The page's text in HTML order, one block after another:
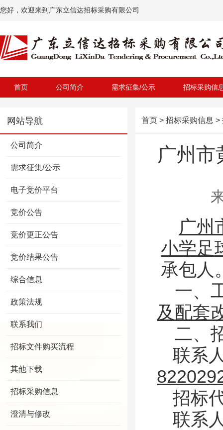
您好，欢迎来到广东立信达招标采购有限公司
首页 公司简介 需求征集/公示 招标采购信
网站导航
公司简介
需求征集/公示
电子竞价平台
竞价公告
竞价更正公告
竞价结果公告
综合信息
政策法规
联系我们
招标文件购买流程
其他下载
招标采购信息
澄清与修改
首页 > 招标采购信息 >
广州市
广州
小学足
承包人
一、
及配套
二、
联系
招标
联系